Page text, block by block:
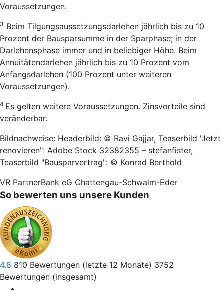
Voraussetzungen.
3 Beim Tilgungsaussetzungsdarlehen jährlich bis zu 10
Prozent der Bausparsumme in der Sparphase; in der
Darlehensphase immer und in beliebiger Höhe. Beim
Annuitätendarlehen jährlich bis zu 10 Prozent vom
Anfangsdarlehen (100 Prozent unter weiteren
Voraussetzungen).
4 Es gelten weitere Voraussetzungen. Zinsvorteile sind
veränderbar.
Bildnachweise: Headerbild: © Ravi Gajjar, Teaserbild "Jetzt
renovieren": Adobe Stock 32382355 – stefanfister,
Teaserbild "Bausparvertrag": © Konrad Berthold
VR PartnerBank eG Chattengau-Schwalm-Eder
So bewerten uns unsere Kunden
4.8 810 Bewertungen (letzte 12 Monate) 3752
Bewertungen (insgesamt)